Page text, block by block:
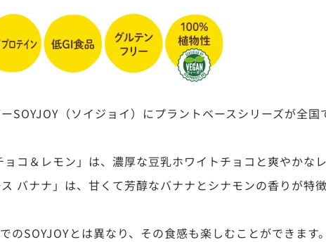
SOYJOY（ソイジョイ）にプラントベースシリーズが全国
ョコ＆レモン」は、濃厚な豆乳ホワイトチョコと爽やかな
バナナ」は、甘くて芳醇なバナナとシナモンの香りが特
SOYJOYとは異なり、その食感も楽しむことができます。